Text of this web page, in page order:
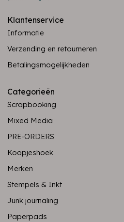
Klantenservice
Informatie
Verzending en retourneren
Betalingsmogelijkheden
Categorieën
Scrapbooking
Mixed Media
PRE-ORDERS
Koopjeshoek
Merken
Stempels & Inkt
Junk journaling
Paperpads